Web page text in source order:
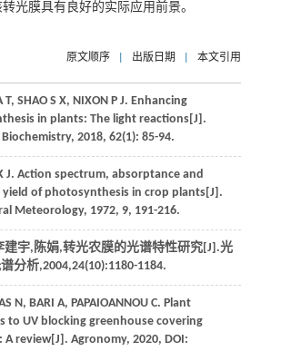
光膜具有良好的实际应用前景。
原文顺序 出版日期 本文引用
T, SHAO S X, NIXON P J. Enhancing
in plants: The light reactions[J].
Biochemistry, 2018, 62(1): 85-94.
J. Action spectrum, absorptance and
of photosynthesis in crop plants[J].
Meteorology, 1972, 9, 191-216.
建宇,陈娟,转光农膜的光谱特性研究[J].光
分析,2004,24(10):1180-1184.
N, BARI A, PAPAIOANNOU C. Plant
to UV blocking greenhouse covering
A review[J]. Agronomy, 2020, DOI: